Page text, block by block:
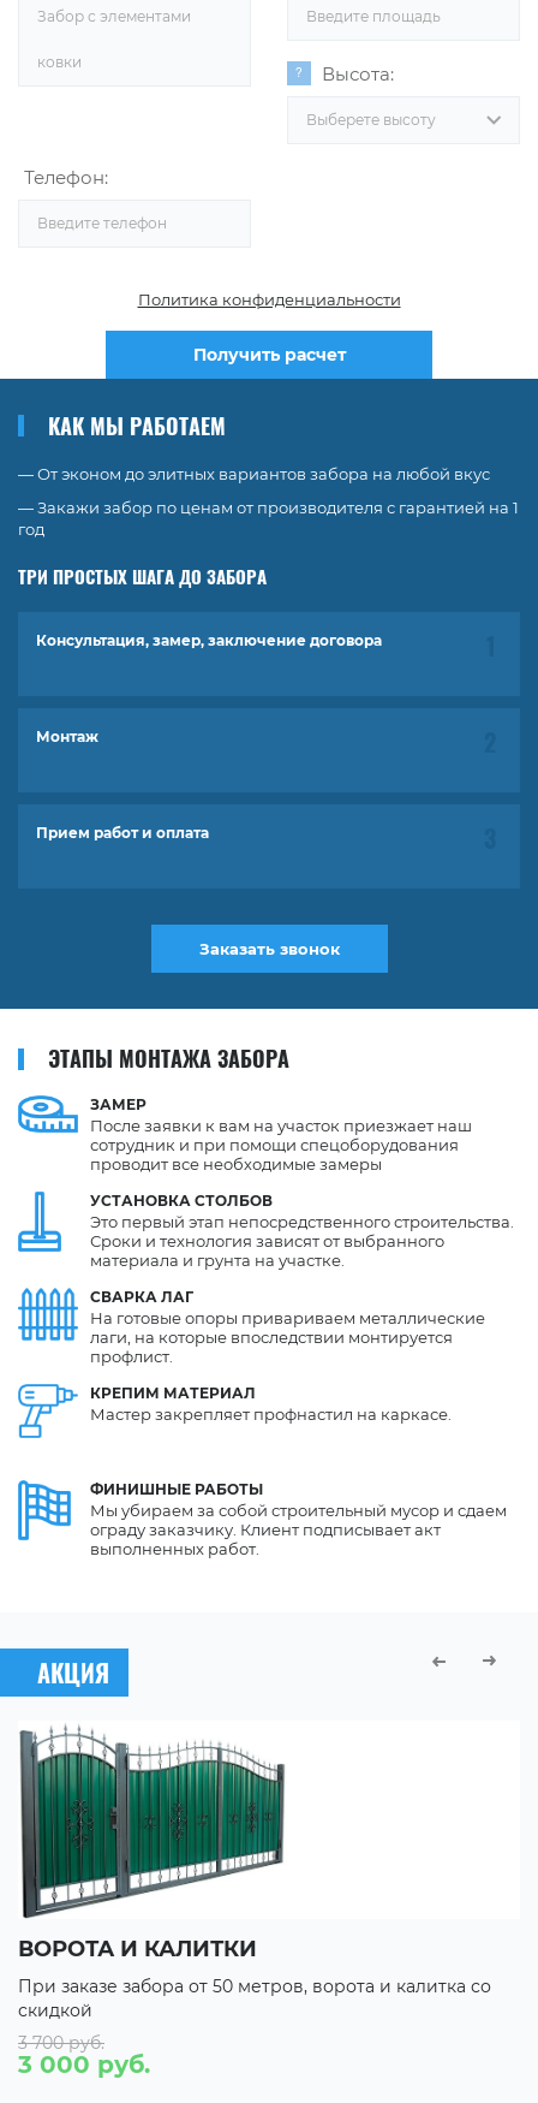
Забор с элементами
ковки
Высота:
Выберете высоту
Телефон:
Политика конфиденциальности
Получить расчет
КАК МЫ РАБОТАЕМ
— От эконом до элитных вариантов забора на любой вкус
— Закажи забор по ценам от производителя с гарантией на 1
год
ТРИ ПРОСТЫХ ШАГА ДО ЗАБОРА
Консультация, замер, заключение договора
Монтаж
Прием работ и оплата
Заказать звонок
ЭТАПЫ МОНТАЖА ЗАБОРА
ЗАМЕР
УСТАНОВКА СТОЛБОВ
СВАРКА ЛАГ
КРЕПИМ МАТЕРИАЛ
ФИНИШНЫЕ РАБОТЫ
После заявки к вам на участок приезжает наш
сотрудник и при помощи спецоборудования
проводит все необходимые замеры
Это первый этап непосредственного строительства.
Сроки и технология зависят от выбранного
материала и грунта на участке.
На готовые опоры привариваем металлические
лаги, на которые впоследствии монтируется
профлист.
Мастер закрепляет профнастил на каркасе.
Мы убираем за собой строительный мусор и сдаем
ограду заказчику. Клиент подписывает акт
выполненных работ.
АКЦИЯ
ВОРОТА И КАЛИТКИ
При заказе забора от 50 метров, ворота и калитка со
скидкой
3 700 руб.
3 000 руб.